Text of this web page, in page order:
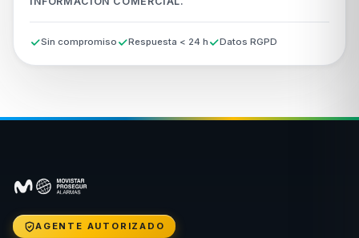
Sin compromiso Respuesta < 24 h Datos RGPD
AGENTE AUTORIZADO